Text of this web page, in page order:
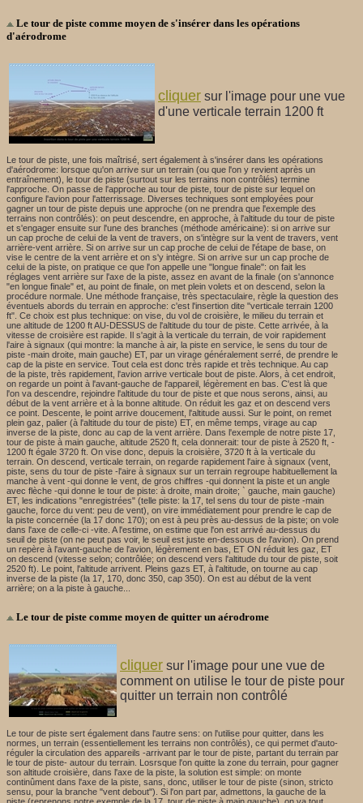
Le tour de piste comme moyen de s'insérer dans les opérations
d'aérodrome
cliquer sur l'image pour une vue
d'une verticale terrain 1200 ft
Le tour de piste, une fois maîtrisé, sert également à s'insérer dans les opérations
d'aérodrome: lorsque qu'on arrive sur un terrain (ou que l'on y revient après un
entraînement), le tour de piste (surtout sur les terrains non contrôlés) termine
l'approche. On passe de l'approche au tour de piste, tour de piste sur lequel on
configure l'avion pour l'atterrissage. Diverses techniques sont employées pour
gagner un tour de piste depuis une approche (on ne prendra que l'exemple des
terrains non contrôlés): on peut descendre, en approche, à l'altitude du tour de piste
et s'engager ensuite sur l'une des branches (méthode américaine): si on arrive sur
un cap proche de celui de la vent de travers, on s'intègre sur la vent de travers, vent
arrière-vent arrière. Si on arrive sur un cap proche de celui de l'étape de base, on
vise le centre de la vent arrière et on s'y intègre. Si on arrive sur un cap proche de
celui de la piste, on pratique ce que l'on appelle une "longue finale": on fait les
réglages vent arrière sur l'axe de la piste, assez en avant de la finale (on s'annonce
"en longue finale" et, au point de finale, on met plein volets et on descend, selon la
procédure normale. Une méthode française, très spectaculaire, règle la question des
éventuels abords du terrain en approche: c'est l'insertion dite "verticale terrain 1200
ft". Ce choix est plus technique: on vise, du vol de croisière, le milieu du terrain et
une altitude de 1200 ft AU-DESSUS de l'altitude du tour de piste. Cette arrivée, à la
vitesse de croisière est rapide. Il s'agit à la verticale du terrain, de voir rapidement
l'aire à signaux (qui montre: la manche à air, la piste en service, le sens du tour de
piste -main droite, main gauche) ET, par un virage généralement serré, de prendre le
cap de la piste en service. Tout cela est donc très rapide et très technique. Au cap
de la piste, très rapidement, l'avion arrive verticale bout de piste. Alors, à cet endroit,
on regarde un point à l'avant-gauche de l'appareil, légèrement en bas. C'est là que
l'on va descendre, rejoindre l'altitude du tour de piste et que nous serons, ainsi, au
début de la vent arrière et à la bonne altitude. On réduit les gaz et on descend vers
ce point. Descente, le point arrive doucement, l'altitude aussi. Sur le point, on remet
plein gaz, palier (à l'altitude du tour de piste) ET, en même temps, virage au cap
inverse de la piste, donc au cap de la vent arrière. Dans l'exemple de notre piste 17,
tour de piste à main gauche, altitude 2520 ft, cela donnerait: tour de piste à 2520 ft, -
1200 ft égale 3720 ft. On vise donc, depuis la croisière, 3720 ft à la verticale du
terrain. On descend, verticale terrain, on regarde rapidement l'aire à signaux (vent,
piste, sens du tour de piste -l'aire à signaux sur un terrain regroupe habituellement la
manche à vent -qui donne le vent, de gros chiffres -qui donnent la piste et un angle
avec flèche -qui donne le tour de piste: à droite, main droite; ` gauche, main gauche)
ET, les indications "enregistrées" (telle piste: la 17, tel sens du tour de piste -main
gauche, force du vent: peu de vent), on vire immédiatement pour prendre le cap de
la piste concernée (la 17 donc 170); on est à peu près au-dessus de la piste; on vole
dans l'axe de celle-ci -vite. A l'estime, on estime que l'on est arrivé au-dessus du
seuil de piste (on ne peut pas voir, le seuil est juste en-dessous de l'avion). On prend
un repère à l'avant-gauche de l'avion, légèrement en bas, ET ON réduit les gaz, ET
on descend (vitesse selon; contrôlée; on descend vers l'altitude du tour de piste, soit
2520 ft). Le point, l'altitude arrivent. Pleins gazs ET, à l'altitude, on tourne au cap
inverse de la piste (la 17, 170, donc 350, cap 350). On est au début de la vent
arrière; on a la piste à gauche...
Le tour de piste comme moyen de quitter un aérodrome
cliquer sur l'image pour une vue de
comment on utilise le tour de piste pour
quitter un terrain non contrôlé
Le tour de piste sert également dans l'autre sens: on l'utilise pour quitter, dans les
normes, un terrain (essentiellement les terrains non contrôlés), ce qui permet d'auto-
réguler la circulation des appareils -arrivant par le tour de piste, partant du terrain par
le tour de piste- autour du terrain. Losrsque l'on quitte la zone du terrain, pour gagner
son altitude croisière, dans l'axe de la piste, la solution est simple: on monte
continûment dans l'axe de la piste, sans, donc, utiliser le tour de piste (sinon, stricto
sensu, pour la branche "vent debout"). Si l'on part par, admettons, la gauche de la
piste (reprenons notre exemple de la 17, tour de piste à main gauche), on va tout